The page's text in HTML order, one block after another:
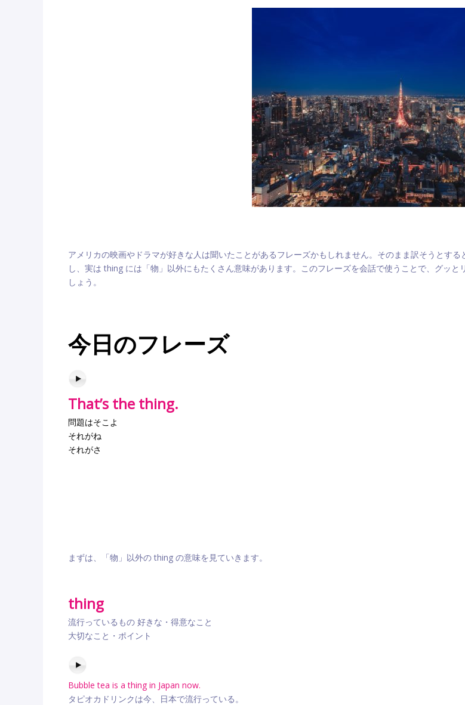
アメリカの映画やドラマが好きな人は聞いたことがあるフレーズかもしれません。そのまま訳そうとす
し、実は thing には「物」以外にもたくさん意味があります。このフレーズを会話で使うことで、グッ
しょう。
今日のフレーズ
That’s the thing.
問題はそこよ
それがね
それがさ
まずは、「物」以外の thing の意味を見ていきます。
thing
流行っているもの 好きな・得意なこと
大切なこと・ポイント
Bubble tea is a thing in Japan now.
タピオカドリンクは今、日本で流行っている。